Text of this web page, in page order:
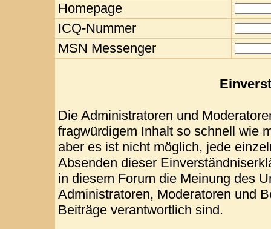
Homepage
ICQ-Nummer
MSN Messenger
Die Administratoren und
fragwürdigem Inhalt so schnell wie
aber es ist nicht möglich, jede
Absenden dieser
in diesem Forum die Meinung des
Administratoren, Moderatoren und
Beiträge verantwortlich sind.